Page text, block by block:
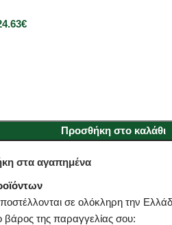
€
Προσθήκη στο καλάθι
στα αγαπημένα
σε ολόκληρη την
βάρος της παραγγελίας σου: